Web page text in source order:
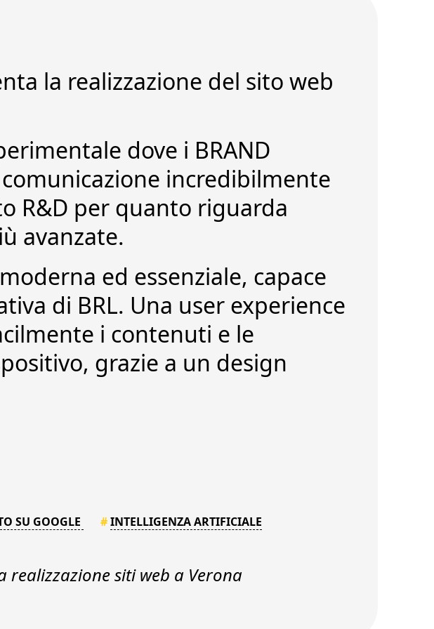
la realizzazione del sito web
dove i BRAND
incredibilmente
R&D per quanto riguarda
avanzate.
ed essenziale, capace
di BRL. Una user experience
i contenuti e le
grazie a un design
SU GOOGLE #INTELLIGENZA ARTIFICIALE
realizzazione siti web a Verona